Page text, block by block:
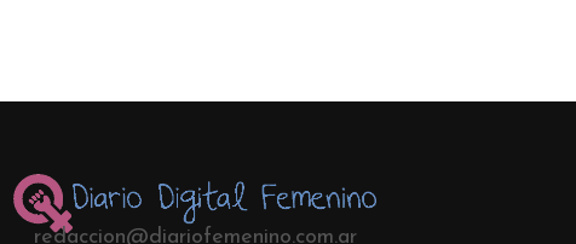
redaccion@diariofemenino.com.ar